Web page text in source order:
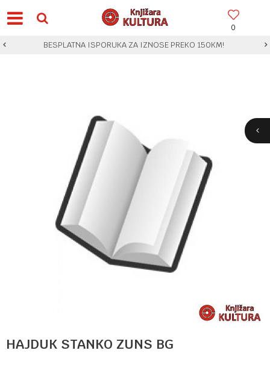
0
BESPLATNA ISPORUKA ZA IZNOSE PREKO 150KM!
HAJDUK STANKO ZUNS BG